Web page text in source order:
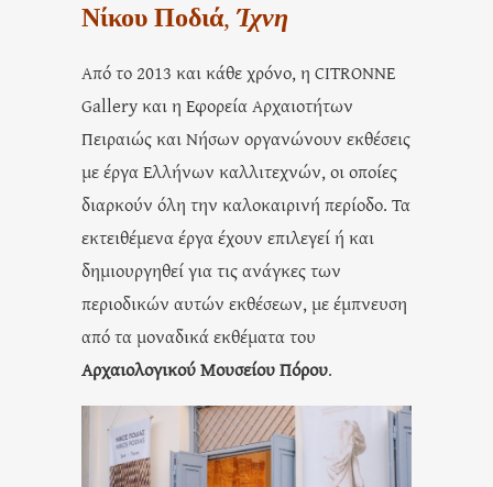
Νίκου Ποδιά, Ίχνη
Από το 2013 και κάθε χρόνο, η CITRONNE
Gallery και η Εφορεία Αρχαιοτήτων
Πειραιώς και Νήσων οργανώνουν εκθέσεις
με έργα Ελλήνων καλλιτεχνών, οι οποίες
διαρκούν όλη την καλοκαιρινή περίοδο. Τα
εκτειθέμενα έργα έχουν επιλεγεί ή και
δημιουργηθεί για τις ανάγκες των
περιοδικών αυτών εκθέσεων, με έμπνευση
από τα μοναδικά εκθέματα του
Αρχαιολογικού Μουσείου Πόρου.